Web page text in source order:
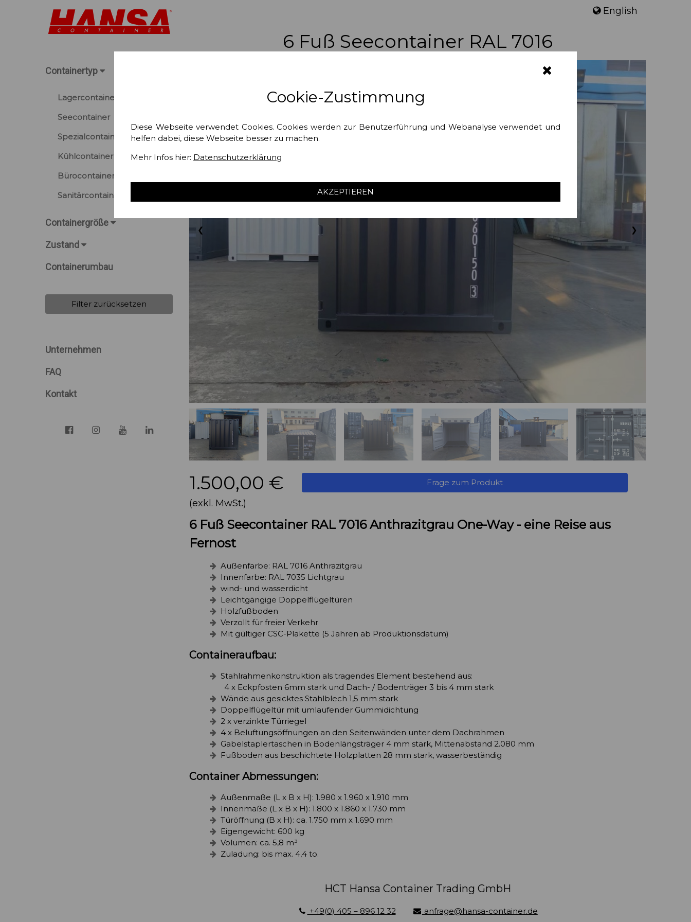
Containertyp
Lagercontainer
Seecontainer
Spezialcontainer
Kühlcontainer
Bürocontainer
Sanitärcontainer
Containergröße
Zustand
Containerumbau
Filter zurücksetzen
Unternehmen
FAQ
Kontakt
English
6 Fuß Seecontainer RAL 7016
❮ ❯
1.500,00 € Frage zum Produkt
(exkl. MwSt.)
6 Fuß Seecontainer RAL 7016 Anthrazitgrau One-Way - eine Reise aus
Fernost
Außenfarbe: RAL 7016 Anthrazitgrau
Innenfarbe: RAL 7035 Lichtgrau
wind- und wasserdicht
Leichtgängige Doppelflügeltüren
Holzfußboden
Verzollt für freier Verkehr
Mit gültiger CSC-Plakette (5 Jahren ab Produktionsdatum)
Containeraufbau:
Stahlrahmenkonstruktion als tragendes Element bestehend aus:
4 x Eckpfosten 6mm stark und Dach- / Bodenträger 3 bis 4 mm stark
Wände aus gesicktes Stahlblech 1,5 mm stark
Doppelflügeltür mit umlaufender Gummidichtung
2 x verzinkte Türriegel
4 x Beluftungsöffnungen an den Seitenwänden unter dem Dachrahmen
Gabelstaplertaschen in Bodenlängsträger 4 mm stark, Mittenabstand 2.080 mm
Fußboden aus beschichtete Holzplatten 28 mm stark, wasserbeständig
Container Abmessungen:
Außenmaße (L x B x H): 1.980 x 1.960 x 1.910 mm
Innenmaße (L x B x H): 1.800 x 1.860 x 1.730 mm
Türöffnung (B x H): ca. 1.750 mm x 1.690 mm
Eigengewicht: 600 kg
Volumen: ca. 5,8 m³
Zuladung: bis max. 4,4 to.
HCT Hansa Container Trading GmbH
+49(0) 405 – 896 12 32 anfrage@hansa-container.de
Cookie-Zustimmung
Diese Webseite verwendet Cookies. Cookies werden zur Benutzerführung und Webanalyse verwendet und
helfen dabei, diese Webseite besser zu machen.
Mehr Infos hier: Datenschutzerklärung
AKZEPTIEREN